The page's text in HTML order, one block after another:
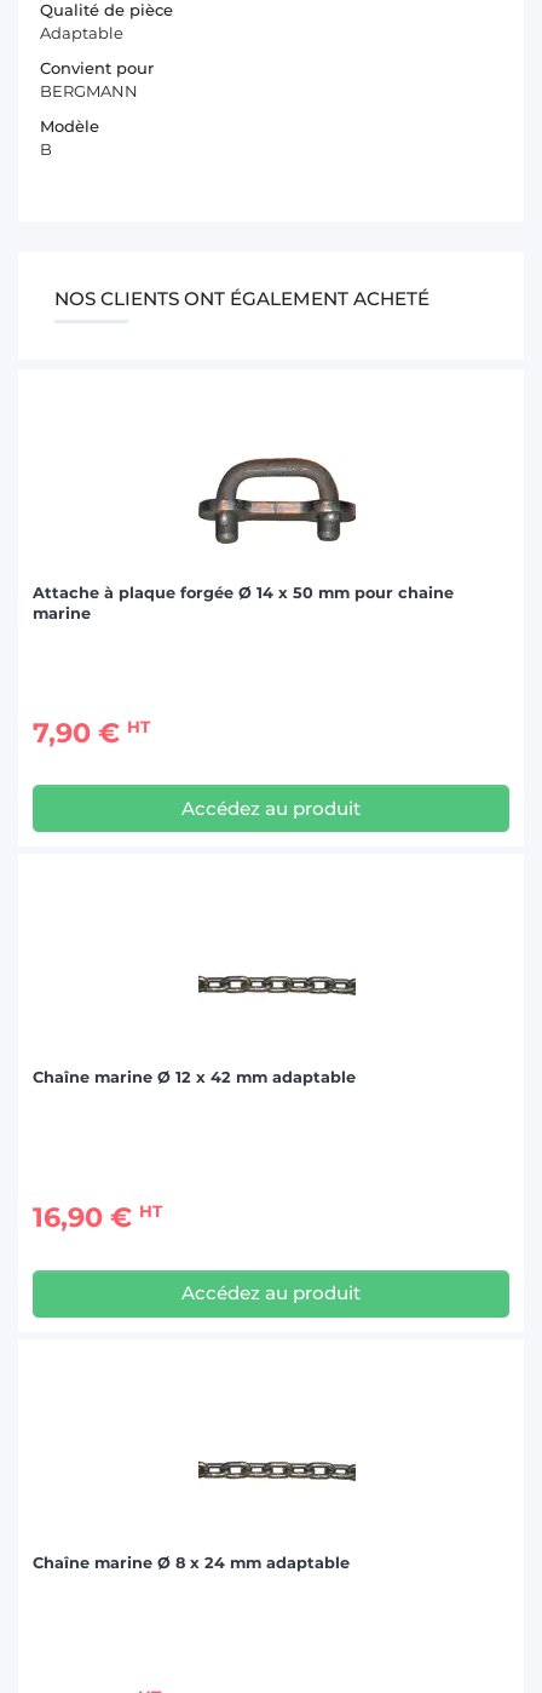
Qualité de pièce
Adaptable
Convient pour
BERGMANN
Modèle
B
NOS CLIENTS ONT ÉGALEMENT ACHETÉ
Attache à plaque forgée Ø 14 x 50 mm pour chaine
marine
7,90 € HT
Accédez au produit
Chaîne marine Ø 12 x 42 mm adaptable
16,90 € HT
Accédez au produit
Chaîne marine Ø 8 x 24 mm adaptable